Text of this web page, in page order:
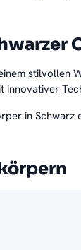
stilvollen
innovativer
in Schwarz